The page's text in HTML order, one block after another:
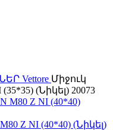
Vettore Միջուկ
(Նիկել) 20073
Z NI (40*40) (Նիկել)